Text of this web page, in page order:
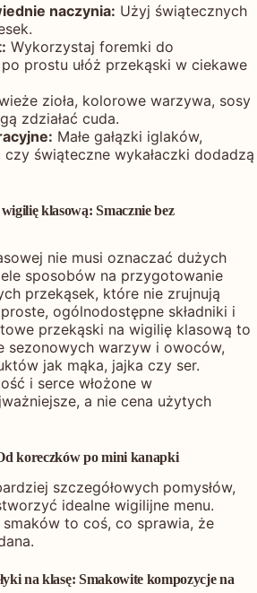
naczynia: Użyj świątecznych
Wykorzystaj foremki do
prostu ułóż przekąski w ciekawe
zioła, kolorowe warzywa, sosy
zdziałać cuda.
Małe gałązki iglaków,
czy świąteczne wykałaczki dodadzą
klasową: Smacznie bez
nie musi oznaczać dużych
sposobów na przygotowanie
przekąsek, które nie zrujnują
ogólnodostępne składniki i
przekąski na wigilię klasową to
sezonowych warzyw i owoców,
jak mąka, jajka czy ser.
i serce włożone w
a nie cena użytych
koreczków po mini kanapki
szczegółowych pomysłów,
idealne wigilijne menu.
to coś, co sprawia, że
na klasę: Smakowite kompozycje na